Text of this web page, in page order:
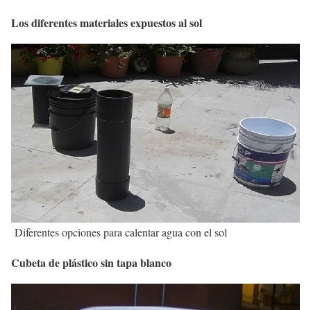
Los diferentes materiales expuestos al sol
Diferentes opciones para calentar agua con el sol
Cubeta de plástico sin tapa blanco